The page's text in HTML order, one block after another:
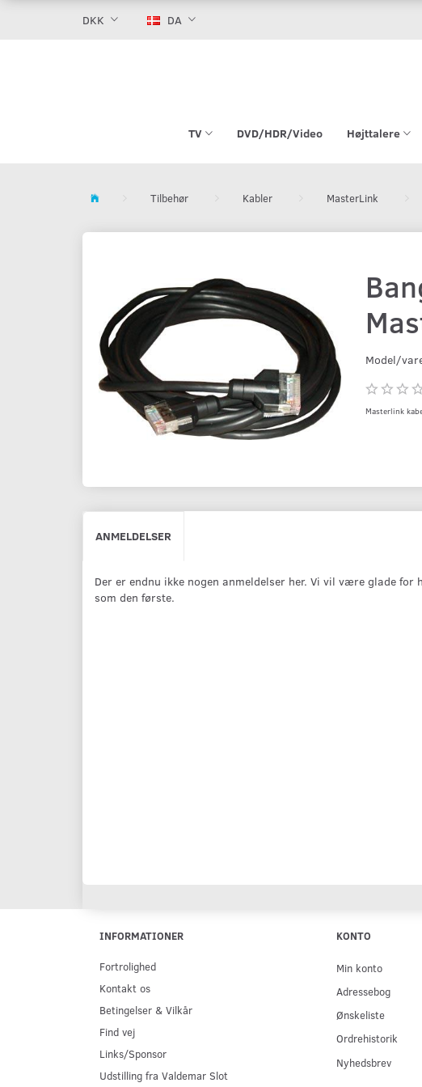
DKK DA
TV DVD/HDR/Video Højttalere
Tilbehør Kabler MasterLink
Model/
Masterlink
ANMELDELSER
Der er endnu ikke nogen anmeldelser her. Vi vil være glade for
som den første.
INFORMATIONER
Fortrolighed
Kontakt os
Betingelser & Vilkår
Find vej
Links/Sponsor
Udstilling fra Valdemar Slot
KONTO
Min konto
Adressebog
Ønskeliste
Ordrehistorik
Nyhedsbrev